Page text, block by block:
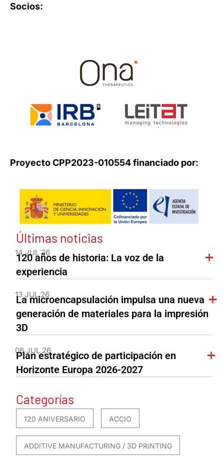
Socios:
Proyecto CPP2023-010554 financiado por:
Últimas noticias
14 JUL 26
120 años de historia: La voz de la
experiencia
13 JUL 26
La microencapsulación impulsa una nueva
generación de materiales para la impresión
3D
06 JUL 26
Plan estratégico de participación en
Horizonte Europa 2026-2027
Categorías
120 ANIVERSARIO ACCIO
ADDITIVE MANUFACTURING / 3D PRINTING